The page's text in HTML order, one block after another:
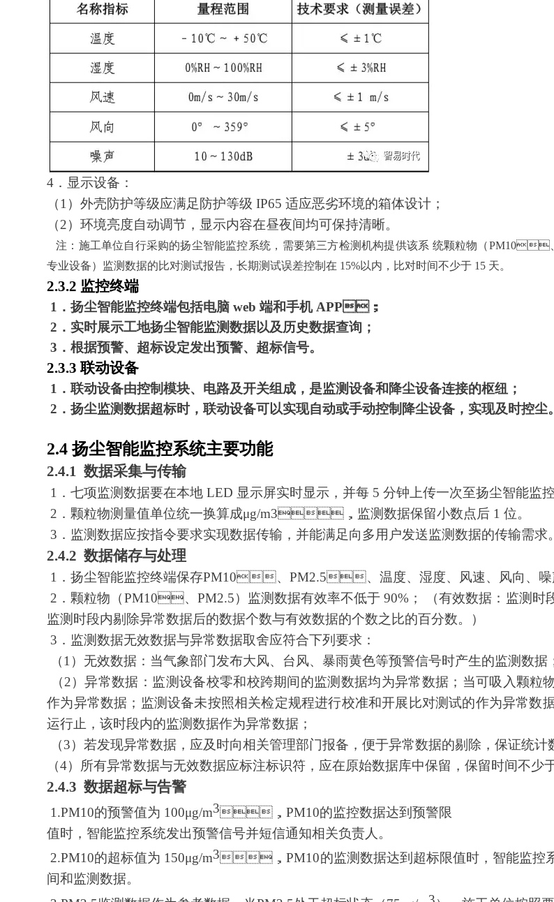
4．显示设备：
（1）外壳防护等级应满足防护等级 IP65 适应恶劣环境的箱体设计；
（2）环境亮度自动调节，显示内容在昼夜间均可保持清晰。
注：施工单位自行采购的扬尘智能监控系统，需要第三方检测机构提供该系 统颗粒物（
专业设备）监测数据的比对测试报告，长期测试误差控制在 15%以内，比对时间不少于 15 天。
2.3.2 监控终端
1．扬尘智能监控终端包括电脑 web 端和手机 APP；
2．实时展示工地扬尘智能监测数据以及历史数据查询；
3．根据预警、超标设定发出预警、超标信号。
2.3.3 联动设备
1．联动设备由控制模块、电路及开关组成，是监测设备和降尘设备连接的枢纽；
2．扬尘监测数据超标时，联动设备可以实现自动或手动控制降尘设备，实现及时控尘。
2.4 扬尘智能监控系统主要功能
2.4.1 数据采集与传输
1．七项监测数据要在本地 LED 显示屏实时显示，并每 5 分钟上传一次至扬尘智能监控系
2．颗粒物测量值单位统一换算成μg/m3，监测数据保留小数点后 1 位。
3．监测数据应按指令要求实现数据传输，并能满足向多用户发送监测数据的传输需求
2.4.2 数据储存与处理
1．扬尘智能监控终端保存PM10、PM2.5、温度、湿度、风速、风向、噪
2．颗粒物（PM10、PM2.5）监测数据有效率不低于 90%； （有效数据：监测时
监测时段内剔除异常数据后的数据个数与有效数据的个数之比的百分数。）
3．监测数据无效数据与异常数据取舍应符合下列要求：
（1）无效数据：当气象部门发布大风、台风、暴雨黄色等预警信号时产生的监测数据
（2）异常数据：监测设备校零和校跨期间的监测数据均为异常数据；当可吸入
作为异常数据；监测设备未按照相关检定规程进行校准和开展比对测试的作为异常数据
运行止，该时段内的监测数据作为异常数据；
（3）若发现异常数据，应及时向相关管理部门报备，便于异常数据的剔除，保证统计数
（4）所有异常数据与无效数据应标注标识符，应在原始数据库中保留，保留时间不少于
2.4.3 数据超标与告警
1.PM10的预警值为 100μg/m3，PM10的监控数据达到预警限
值时，智能监控系统发出预警信号并短信通知相关负责人。
2.PM10的超标值为 150μg/m3，PM10的监测数据达到超标限值时，智能监控
间和监测数据。